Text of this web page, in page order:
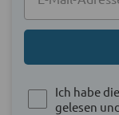
Ich habe die
gelesen